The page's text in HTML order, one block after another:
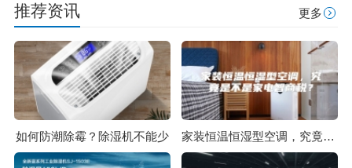
推荐资讯 更多
如何防潮除霉？除湿机不能少 家装恒温恒湿型空调，究竟是不是家电智商税？